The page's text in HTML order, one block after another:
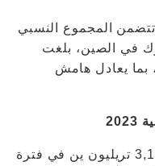
المجموع النسبي
في الصين، بلغت
344,7 مليار ين، بما يعادل هامش
بلغ صافي الإيرادات الموحدة 3,1457 تريليون ين في فترة